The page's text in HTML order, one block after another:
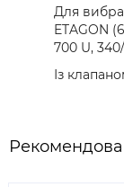
Для
ETAGON
700 U,
Із